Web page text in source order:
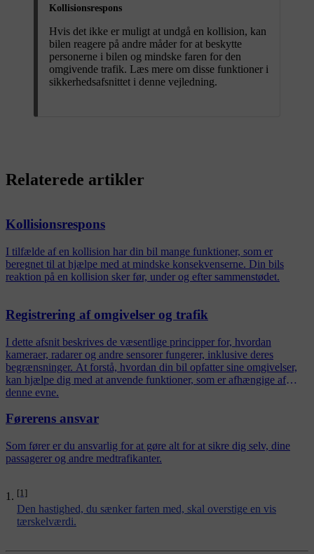
Kollisionsrespons
Hvis det ikke er muligt at undgå en kollision, kan
bilen reagere på andre måder for at beskytte
personerne i bilen og mindske faren for den
omgivende trafik. Læs mere om disse funktioner i
sikkerhedsafsnittet i denne vejledning.
[1]
Den hastighed, du sænker farten med, skal overstige en vis
tærskelværdi.
Relaterede artikler
Kollisionsrespons
I tilfælde af en kollision har din bil mange funktioner, som er
beregnet til at hjælpe med at mindske konsekvenserne. Din bils
reaktion på en kollision sker før, under og efter sammenstødet.
Registrering af omgivelser og trafik
I dette afsnit beskrives de væsentlige principper for, hvordan
kameraer, radarer og andre sensorer fungerer, inklusive deres
begrænsninger. At forstå, hvordan din bil opfatter sine omgivelser,
kan hjælpe dig med at anvende funktioner, som er afhængige af
denne evne.
Førerens ansvar
Som fører er du ansvarlig for at gøre alt for at sikre dig selv, dine
passagerer og andre medtrafikanter.